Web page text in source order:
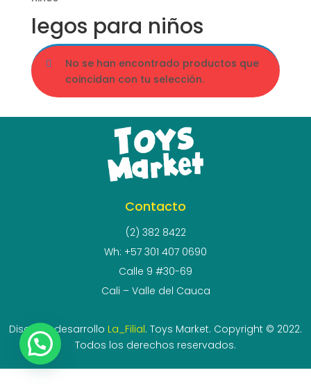
legos para niños
No se han encontrado productos que
coincidan con tu selección.
Contacto
(2) 382 8422
Wh: +57 301 407 0690
Calle 9 #30-69
Cali – Valle del Cauca
Diseño y desarrollo La_Filial. Toys Market. Copyright © 2022.
Todos los derechos reservados.